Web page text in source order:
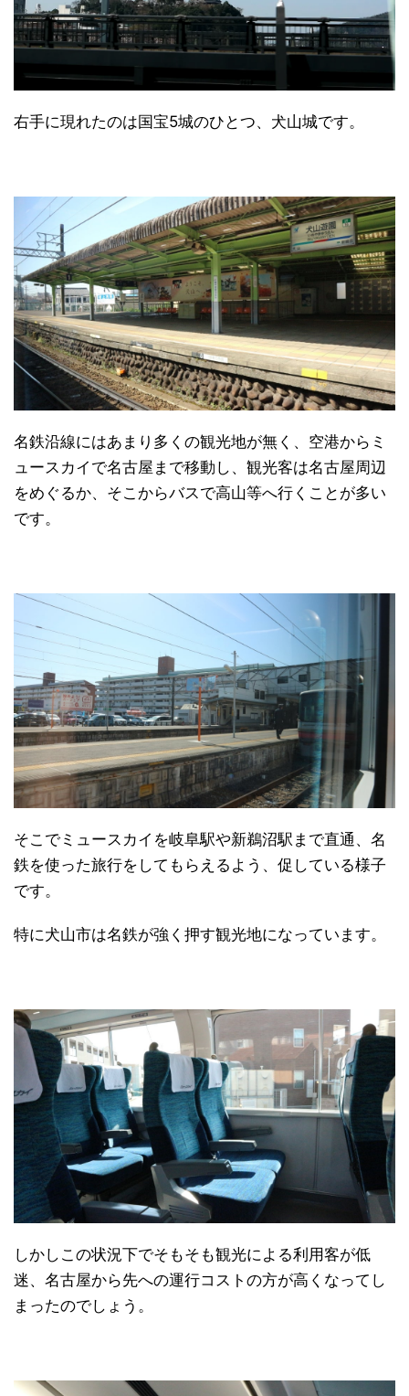
右手に現れたのは国宝5城のひとつ、犬山城です。
名鉄沿線にはあまり多くの観光地が無く、空港からミ
ュースカイで名古屋まで移動し、観光客は名古屋周辺
をめぐるか、そこからバスで高山等へ行くことが多い
です。
そこでミュースカイを岐阜駅や新鵜沼駅まで直通、名
鉄を使った旅行をしてもらえるよう、促している様子
です。
特に犬山市は名鉄が強く押す観光地になっています。
しかしこの状況下でそもそも観光による利用客が低
迷、名古屋から先への運行コストの方が高くなってし
まったのでしょう。